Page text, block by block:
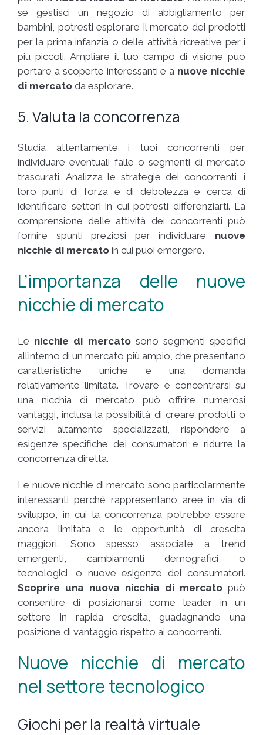
se gestisci un negozio di abbigliamento per
bambini, potresti esplorare il mercato dei prodotti
per la prima infanzia o delle attività ricreative per i
più piccoli. Ampliare il tuo campo di visione può
portare a scoperte interessanti e a nuove nicchie
di mercato da esplorare.
5. Valuta la concorrenza
Studia attentamente i tuoi concorrenti per
individuare eventuali falle o segmenti di mercato
trascurati. Analizza le strategie dei concorrenti, i
loro punti di forza e di debolezza e cerca di
identificare settori in cui potresti differenziarti. La
comprensione delle attività dei concorrenti può
fornire spunti preziosi per individuare nuove
nicchie di mercato in cui puoi emergere.
L’importanza delle nuove
nicchie di mercato
Le nicchie di mercatosono segmenti specifici
all’interno di un mercato più ampio, che presentano
caratteristiche uniche e una domanda
relativamente limitata. Trovare e concentrarsi su
una nicchia di mercato può offrire numerosi
vantaggi, inclusa la possibilità di creare prodotti o
servizi altamente specializzati, rispondere a
esigenze specifiche dei consumatori e ridurre la
concorrenza diretta.
Le nuove nicchie di mercato sono particolarmente
interessanti perché rappresentano aree in via di
sviluppo, in cui la concorrenza potrebbe essere
ancora limitata e le opportunità di crescita
maggiori. Sono spesso associate a trend
emergenti, cambiamenti demografici o
tecnologici, o nuove esigenze dei consumatori.
Scoprire una nuova nicchia di mercato può
consentire di posizionarsi come leader in un
settore in rapida crescita, guadagnando una
posizione di vantaggio rispetto ai concorrenti.
Nuove nicchie di mercato
nel settore tecnologico
Giochi per la realtà virtuale